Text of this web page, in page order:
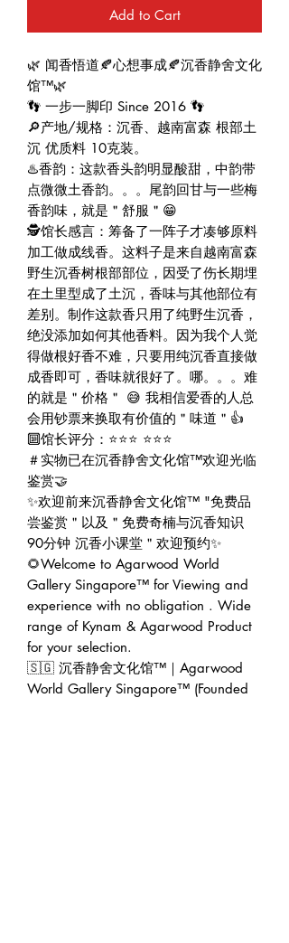
Add to Cart
🌿 闻香悟道🍂心想事成🍂沉香静舍文化
馆™🌿
👣 一步一脚印 Since 2016 👣
🔎产地/规格：沉香、越南富森 根部土
沉 优质料 10克装。
♨️香韵：这款香头韵明显酸甜，中韵带
点微微土香韵。。。尾韵回甘与一些梅
香韵味，就是＂舒服＂😁
🕵️馆长感言：筹备了一阵子才凑够原料
加工做成线香。这料子是来自越南富森
野生沉香树根部部位，因受了伤长期埋
在土里型成了土沉，香味与其他部位有
差别。制作这款香只用了纯野生沉香，
绝没添加如何其他香料。因为我个人觉
得做根好香不难，只要用纯沉香直接做
成香即可，香味就很好了。哪。。。难
的就是＂价格＂ 😅 我相信爱香的人总
会用钞票来换取有价值的＂味道＂👍
🔟馆长评分：⭐⭐⭐ ⭐⭐⭐
＃实物已在沉香静舍文化馆™欢迎光临
鉴赏🤝
✨欢迎前来沉香静舍文化馆™ "免费品
尝鉴赏＂以及＂免费奇楠与沉香知识
90分钟 沉香小课堂＂欢迎预约✨
🌻Welcome to Agarwood World
Gallery Singapore™ for Viewing and
experience with no obligation . Wide
range of Kynam & Agarwood Product
for your selection.
🇸🇬 沉香静舍文化馆™｜Agarwood
World Gallery Singapore™ (Founded